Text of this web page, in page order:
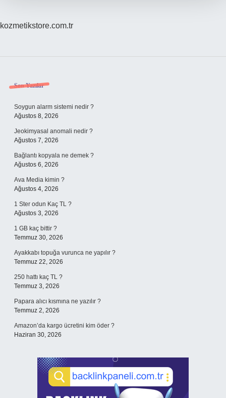
kozmetikstore.com.tr
Sidebar
Son Yazılar
Soygun alarm sistemi nedir ?
Ağustos 8, 2026
Jeokimyasal anomali nedir ?
Ağustos 7, 2026
Bağlantı kopyala ne demek ?
Ağustos 6, 2026
Ava Media kimin ?
Ağustos 4, 2026
1 Ster odun Kaç TL ?
Ağustos 3, 2026
1 GB kaç bittir ?
Temmuz 30, 2026
Ayakkabı topuğa vurunca ne yapılır ?
Temmuz 22, 2026
250 hattı kaç TL ?
Temmuz 3, 2026
Papara alıcı kısmına ne yazılır ?
Temmuz 2, 2026
Amazon’da kargo ücretini kim öder ?
Haziran 30, 2026